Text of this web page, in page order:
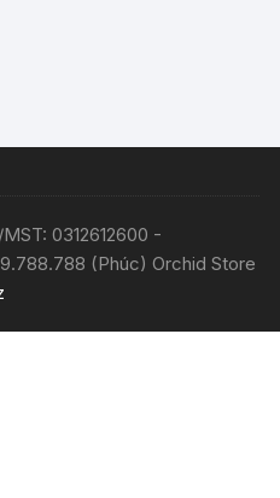
0312612600 -
(Phúc) Orchid Store